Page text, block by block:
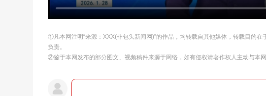
①凡本网注明“来源：XXX(非包头新闻网)”的作品，均转载自其他媒体，转载目的
负责。
②鉴于本网发布的部分图文、视频稿件来源于网络，如有侵权请著作权人主动与本